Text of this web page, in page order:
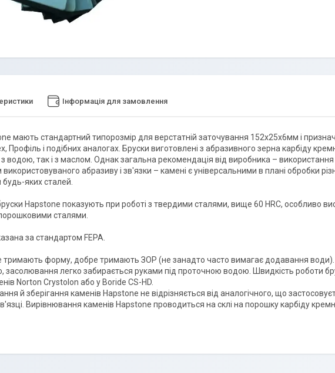
Інформація для замовлення
мають стандартний типорозмір для верстатній заточування 152х25х6мм і
Профіль і подібних аналогах. Бруски виготовлені з абразивного зерна карбіду
водою, так і з маслом. Однак загальна рекомендація від виробника –
абразиву і зв'язки – камені є універсальними в плані обробки
яких сталей.
Hapstone показують при роботі з твердими сталями, вище 60 HRC, особливо
сталями.
за стандартом FEPA.
тримають форму, добре тримають ЗОР (не занадто часто вимагає додавання води).
засолювання легко забирається руками під проточною водою. Швидкість роботи
Norton Crystolon або у Boride CS-HD.
й зберігання каменів Hapstone не відрізняється від аналогічного, що
Вирівнювання каменів Hapstone проводиться на склі на порошку карбіду